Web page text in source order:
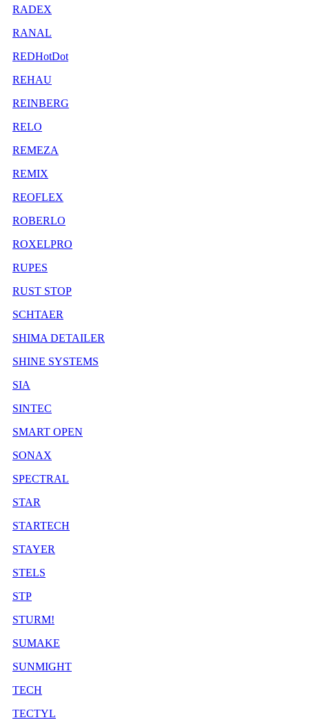
RADEX
RANAL
REDHotDot
REHAU
REINBERG
RELO
REMEZA
REMIX
REOFLEX
ROBERLO
ROXELPRO
RUPES
RUST STOP
SCHTAER
SHIMA DETAILER
SHINE SYSTEMS
SIA
SINTEC
SMART OPEN
SONAX
SPECTRAL
STAR
STARTECH
STAYER
STELS
STP
STURM!
SUMAKE
SUNMIGHT
TECH
TECTYL